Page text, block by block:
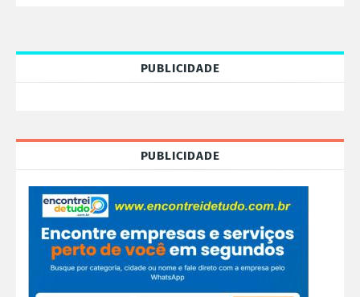
PUBLICIDADE
PUBLICIDADE